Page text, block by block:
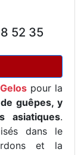
52 35
Gelos pour la
guêpes, y
asiatiques.
dans le
et la